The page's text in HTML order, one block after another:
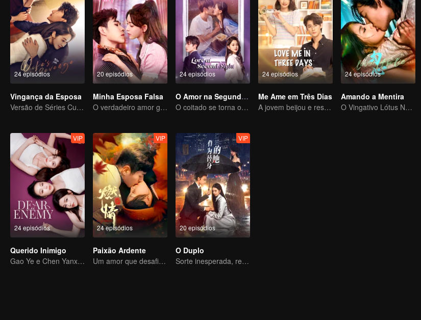
24 episódios
Vingança da Esposa
Versão de Séries Curtas “A Tentação de voltar para casa”
20 episódios
Minha Esposa Falsa
O verdadeiro amor gerado no casamento substituto
24 episódios
O Amor na Segunda Visão
O coitado se torna o CEO dominador e persegue seu primeiro amor
24 episódios
Me Ame em Três Dias
A jovem beijou e resgatou o CEO em constante mudança
24 episódios
Amando a Mentira
O Vingativo Lótus Negro cai para o jovem mestre desonesto
24 episódios
VIP
Querido Inimigo
Gao Ye e Chen Yanxi: De melhores amigas a inimigas juradas
24 episódios
VIP
Paixão Ardente
Um amor que desafia o destino, testado pela dor e pelo poder
20 episódios
VIP
O Duplo
Sorte inesperada, reiniciar a vida